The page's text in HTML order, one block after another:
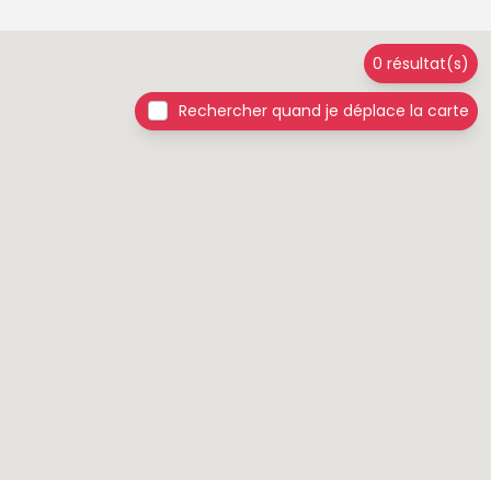
0 résultat(s)
Rechercher quand je déplace la carte